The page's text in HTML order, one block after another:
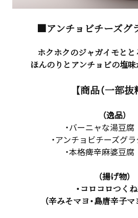
■アンチョビチーズグ
ホクホクのジャガイモと
ほんのりとアンチョビの塩味
【商品（一部抜
（逸品）
・バーニャな湯豆
・アンチョビチーズグ
・本格痺辛麻婆豆
（揚げ物）
・コロコロつく
（辛みそマヨ・島唐辛子